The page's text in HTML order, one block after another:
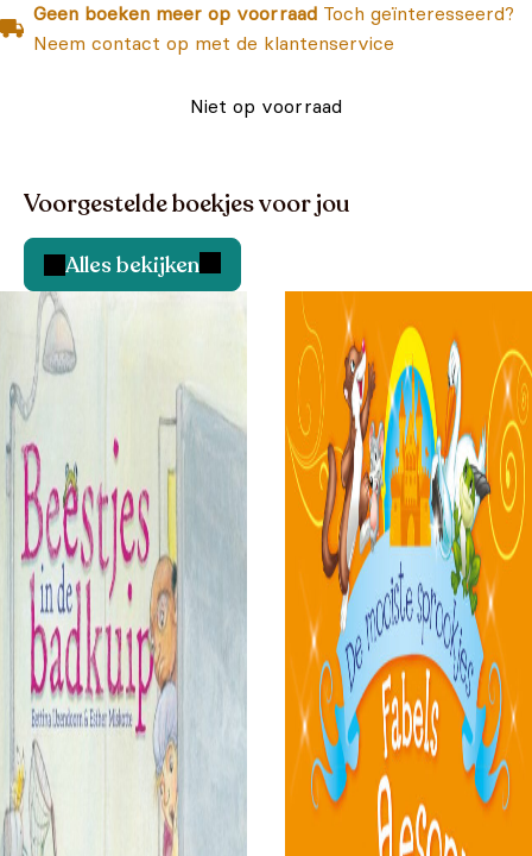
Geen boeken meer op voorraad Toch geïnteresseerd?
Neem contact op met de klantenservice
Niet op voorraad
Voorgestelde boekjes voor jou
Alles bekijken